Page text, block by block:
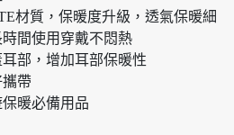
材質，保暖度升級，透氣保暖細
間使用穿戴不悶熱
部，增加耳部保暖性
帶
暖必備用品